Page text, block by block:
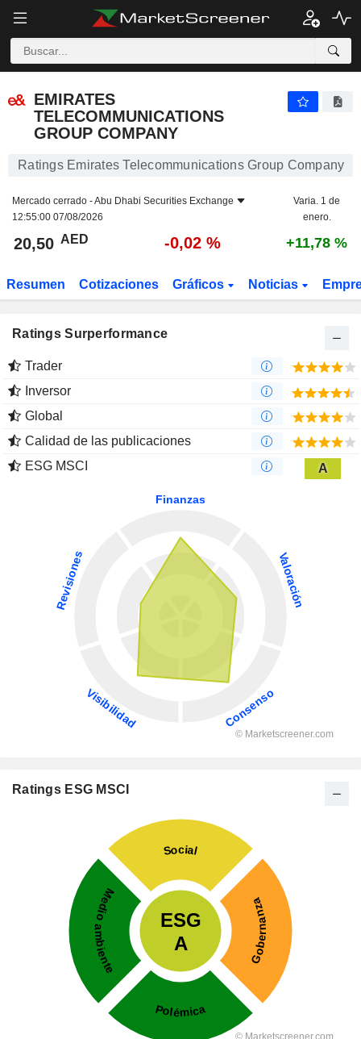
EMIRATES
TELECOMMUNICATIONS
GROUP COMPANY
Ratings Emirates Telecommunications Group Company
Mercado cerrado -Abu Dhabi Securities Exchange
12:55:00 07/08/2026
Varia. 1 de
enero.
20,50 AED -0,02 % +11,78 %
Resumen Cotizaciones Gráficos Noticias
Ratings Surperformance
Trader
Inversor
Global
Calidad de las publicaciones
ESG MSCI
A
Ratings ESG MSCI